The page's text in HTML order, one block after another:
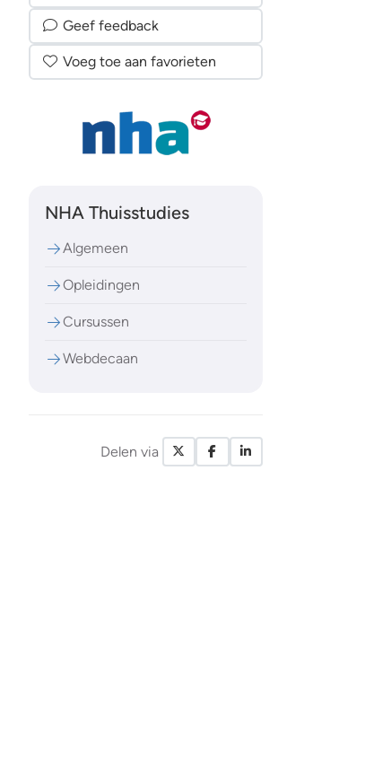
Geef feedback
Voeg toe aan favorieten
NHA Thuisstudies
Algemeen
Opleidingen
Cursussen
Webdecaan
Delen via X / Twitter
Facebook
LinkedIn